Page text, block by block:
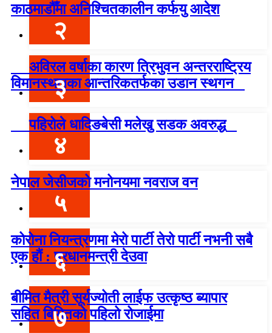
काठमाडौँमा अनिश्चितकालीन कर्फयु आदेश
२
अविरल वर्षाका कारण त्रिभुवन अन्तरराष्ट्रिय
विमानस्थलका आन्तरिकतर्फका उडान स्थगन
३
पहिरोले धादिङबेसी मलेखु सडक अवरुद्ध
४
नेपाल जेसीजको मनोनयमा नवराज वन
५
कोरोना नियन्त्रणमा मेरो पार्टी तेरो पार्टी नभनी सबै
एक हौं : प्रधानमन्त्री देउवा
६
बीमित मैत्री सूर्यज्योती लाईफ उत्कृष्ठ ब्यापार
सहित बिमितको पहिलो रोजाईमा
७